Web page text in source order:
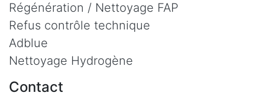
Régénération / Nettoyage FAP
Refus contrôle technique
Adblue
Nettoyage Hydrogène
Contact